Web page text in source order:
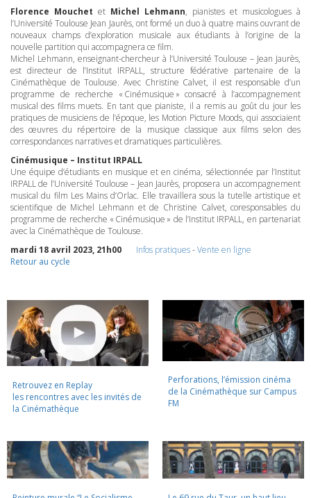
Florence Mouchet et Michel Lehmann, pianistes et musicologues à
l’Université Toulouse Jean Jaurès, ont formé un duo à quatre mains ouvrant de
nouveaux champs d’exploration musicale aux étudiants à l’origine de la
nouvelle partition qui accompagnera ce film.
Michel Lehmann, enseignant-chercheur à l’Université Toulouse – Jean Jaurès,
est directeur de l’Institut IRPALL, structure fédérative partenaire de la
Cinémathèque de Toulouse. Avec Christine Calvet, il est responsable d’un
programme de recherche « Cinémusique » consacré à l’accompagnement
musical des films muets. En tant que pianiste, il a remis au goût du jour les
pratiques de musiciens de l’époque, les Motion Picture Moods, qui associaient
des œuvres du répertoire de la musique classique aux films selon des
correspondances narratives et dramatiques particulières.
Cinémusique – Institut IRPALL
Une équipe d’étudiants en musique et en cinéma, sélectionnée par l’Institut
IRPALLde l’Université Toulouse – Jean Jaurès, proposera un accompagnement
musical du film Les Mains d’Orlac. Elle travaillera sous la tutelle artistique et
scientifique de Michel Lehmann et de Christine Calvet, coresponsables du
programme de recherche « Cinémusique » de l’Institut IRPALL, en partenariat
avec la Cinémathèque de Toulouse.
mardi 18 avril 2023, 21h00
Infos pratiques-Vente en ligne
Retour au cycle
Retrouvez en Replay
les rencontres avec les invités de
la Cinémathèque
Perforations, l’émission cinéma
de la Cinémathèque sur Campus
FM